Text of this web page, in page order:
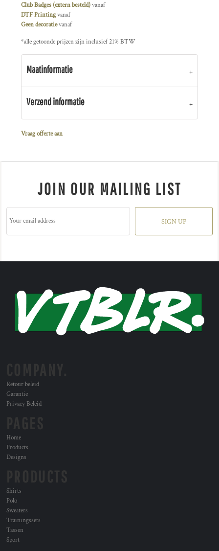
Club Badges (extern besteld)vanaf
DTF Printingvanaf
Geen decoratievanaf
*alle getoonde prijzen zijn inclusief 21% BTW
Maatinformatie
Verzend informatie
Vraag offerte aan
JOIN OUR MAILING LIST
SIGN UP
Retour beleid
Garantie
Privacy Beleid
Home
Products
Designs
Shirts
Polo
Sweaters
Trainingssets
Tassen
Sport